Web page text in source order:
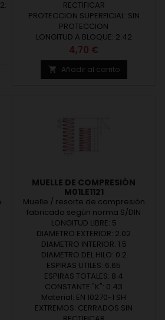
medidas y materiales de
fabricación en...
RECTIFICAR
PROTECCION SUPERFICIAL: SIN
PROTECCION
LONGITUD A BLOQUE: 2.42
Precio
4,70 €
 Añadir al carrito
MUELLE DE COMPRESIÓN
M01LE1121
Muelle / resorte de compresión
fabricado según norma S/DIN
2095. Ofrecemos
muelles/resortes bajo medidas
estándar o según fabricación a
medida. Muelles diseñados y
fabricados en Europa. Diámetro
del alambre (d) desde 0,10 hasta
18 mm. Diámetro exterior (De)
hasta 150 mm. Longitud libre (Lo)
hasta 1015 mm. Revisar las
LONGITUD LIBRE: 5
DIAMETRO EXTERIOR: 2.02
DIAMETRO INTERIOR: 1.5
DIAMETRO DEL HILO: 0.2
ESPIRAS UTILES: 6.65
ESPIRAS TOTALES: 8.4
CONSTANTE "K": 0.43
Material: EN 10270-1 SH
EXTREMOS: CERRADOS SIN